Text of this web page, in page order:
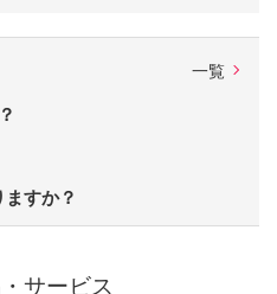
一覧
すか？
サービス